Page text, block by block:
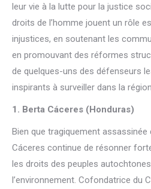
leur vie à la lutte pour la justice
droits de l’homme jouent un rôle
injustices, en soutenant les
en promouvant des réformes
de quelques-uns des défenseurs
inspirants à surveiller dans la
1. Berta Cáceres (Honduras)
Bien que tragiquement assassinée
Cáceres continue de résonner
les droits des peuples
l’environnement. Cofondatrice du